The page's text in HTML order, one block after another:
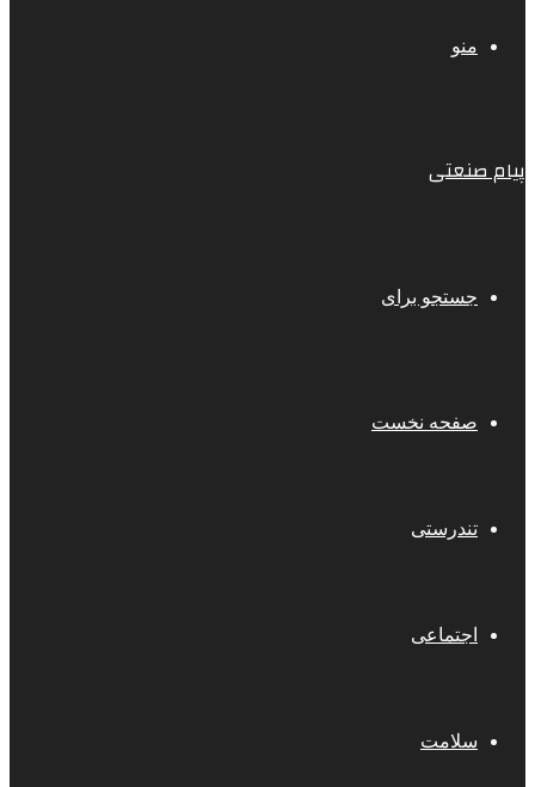
منو
پیام صنعتی
جستجو برای
صفحه نخست
تندرستی
اجتماعی
سلامت